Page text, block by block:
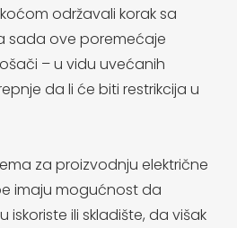
održavali korak sa
sada ove poremećaje
– u vidu uvećanih
da li će biti restrikcija u
za proizvodnju električne
imaju mogućnost da
iskoriste ili skladište, da višak